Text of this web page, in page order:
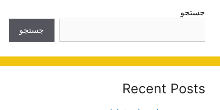
جستجو
جستجو
Recent Posts